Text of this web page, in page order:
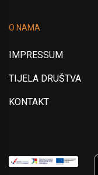
O NAMA
IMPRESSUM
TIJELA DRUŠTVA
KONTAKT